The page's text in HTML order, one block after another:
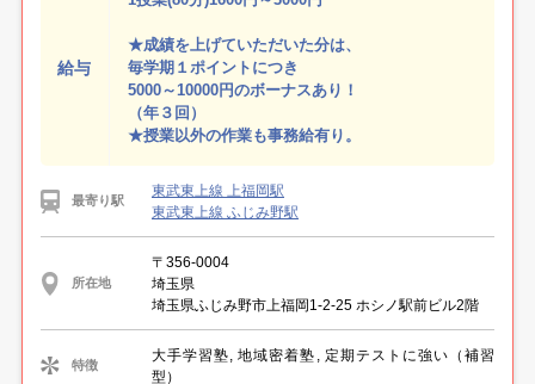
給与
★成績を上げていただいた分は、
毎学期１ポイントにつき
5000～10000円のボーナスあり！
（年３回）
★授業以外の作業も事務給有り。
最寄り駅
東武東上線 上福岡駅
東武東上線 ふじみ野駅
所在地
〒356-0004
埼玉県
埼玉県ふじみ野市上福岡1-2-25 ホシノ駅前ビル2階
特徴
大手学習塾, 地域密着塾, 定期テストに強い（補習
型）